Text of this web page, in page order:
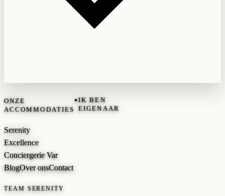
ONZE
ACCOMMODATIES
•IK BEN
EIGENAAR
Serenity
Excellence
Conciergerie Var
BlogOver onsContact
TEAM SERENITY